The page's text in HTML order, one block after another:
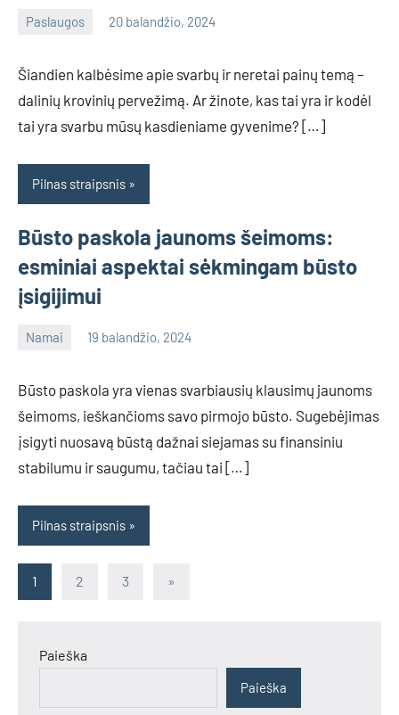
Paslaugos 20 balandžio, 2024
info@grazute.lt
Šiandien kalbėsime apie svarbų ir neretai painų temą –
dalinių krovinių pervežimą. Ar žinote, kas tai yra ir kodėl
tai yra svarbu mūsų kasdieniame gyvenime? […]
Pilnas straipsnis
Būsto paskola jaunoms šeimoms:
esminiai aspektai sėkmingam būsto
įsigijimui
Namai 19 balandžio, 2024
Būsto paskola yra vienas svarbiausių klausimų jaunoms
šeimoms, ieškančioms savo pirmojo būsto. Sugebėjimas
įsigyti nuosavą būstą dažnai siejamas su finansiniu
stabilumu ir saugumu, tačiau tai […]
Pilnas straipsnis
Įrašų
1 2 3
Next
»
Paieška
Paieška